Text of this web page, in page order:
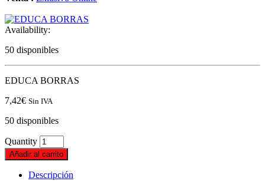
Availability:
50 disponibles
EDUCA BORRAS
7,42€ Sin IVA
50 disponibles
Quantity
Añadir al carrito
Descripción